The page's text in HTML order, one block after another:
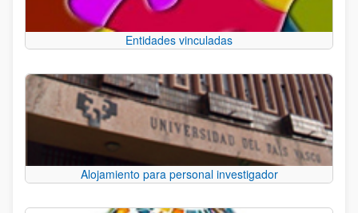
Entidades vinculadas
Alojamiento para personal investigador